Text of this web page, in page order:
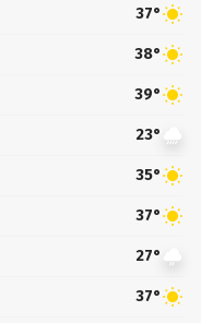
37°
38°
39°
23°
35°
37°
27°
37°